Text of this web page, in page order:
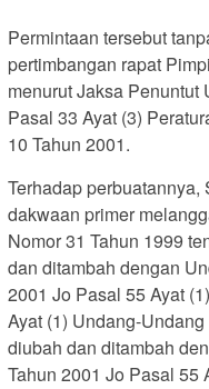
Permintaan tersebut
pertimbangan rapat
menurut Jaksa Penuntut
Pasal 33 Ayat (3)
10 Tahun 2001.
Terhadap
dakwaan primer
Nomor 31 Tahun 1999
dan ditambah dengan
2001 Jo Pasal 55 Ayat
Ayat (1) Undang-
diubah dan ditambah
Tahun 2001 Jo Pasal 55